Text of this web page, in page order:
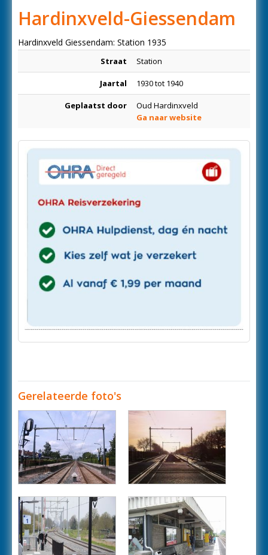
Hardinxveld-Giessendam
Hardinxveld Giessendam: Station 1935
Straat Station
Jaartal 1930 tot 1940
Geplaatst door
Oud Hardinxveld
Ga naar website
Gerelateerde foto's